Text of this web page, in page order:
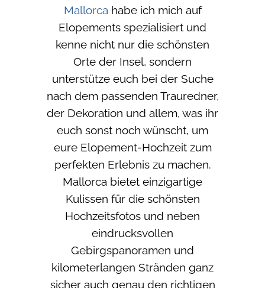
Mallorca habe ich mich auf
Elopements spezialisiert und
kenne nicht nur die schönsten
Orte der Insel, sondern
unterstütze euch bei der Suche
nach dem passenden Trauredner,
der Dekoration und allem, was ihr
euch sonst noch wünscht, um
eure Elopement-Hochzeit zum
perfekten Erlebnis zu machen.
Mallorca bietet einzigartige
Kulissen für die schönsten
Hochzeitsfotos und neben
eindrucksvollen
Gebirgspanoramen und
kilometerlangen Stränden ganz
sicher auch genau den richtigen